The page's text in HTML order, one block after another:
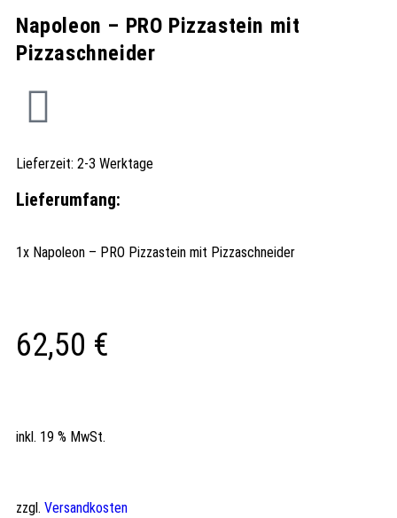
Napoleon – PRO Pizzastein mit
Pizzaschneider
Lieferzeit: 2-3 Werktage
Lieferumfang:
1x Napoleon – PRO Pizzastein mit Pizzaschneider
62,50 €
inkl. 19 % MwSt.
zzgl. Versandkosten